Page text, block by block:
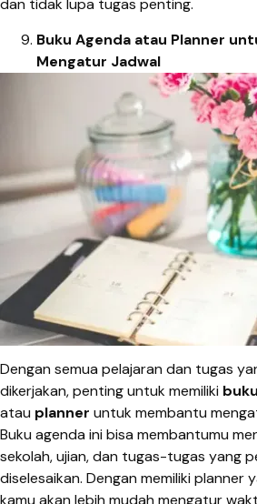
dan tidak lupa tugas penting.
Buku Agenda atau Planner
Mengatur Jadwal
Dengan semua pelajaran dan tugas
dikerjakan, penting untuk memiliki
atau planner untuk membantu
Buku agenda ini bisa membantumu
sekolah, ujian, dan tugas-tugas yang
diselesaikan. Dengan memiliki planner
kamu akan lebih mudah mengatur